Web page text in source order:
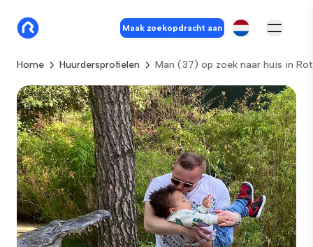
Maak zoekopdracht aan
Home Huurdersprofielen Man (37) op zoek naar huis in